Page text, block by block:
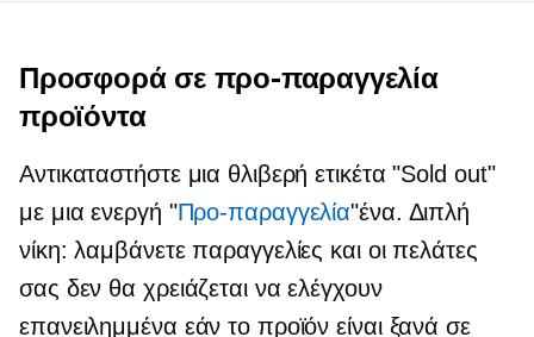
Προσφορά σε προ-παραγγελία
προϊόντα
Αντικαταστήστε μια θλιβερή ετικέτα "Sold out"
με μια ενεργή "Προ-παραγγελία"ένα. Διπλή
νίκη: λαμβάνετε παραγγελίες και οι πελάτες
σας δεν θα χρειάζεται να ελέγχουν
επανειλημμένα εάν το προϊόν είναι ξανά σε